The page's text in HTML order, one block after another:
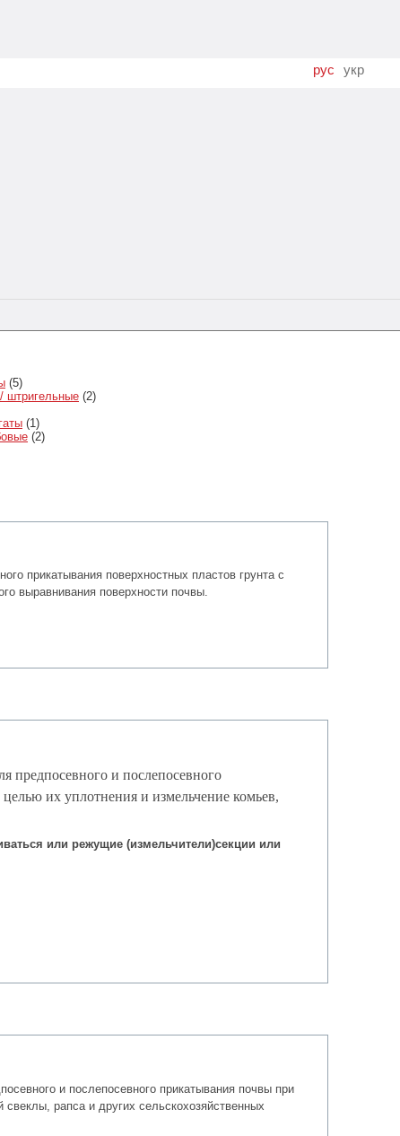
рус укр
(5)
штригельные (2)
(1)
(2)
прикатывания поверхностных пластов грунта с
выравнивания поверхности почвы.
предпосевного и послепосевного
их уплотнения и измельчение комьев,
или режущие (измельчители)секции или
и послепосевного прикатывания почвы при
рапса и других сельскохозяйственных